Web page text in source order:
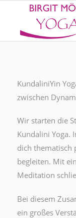
KundaliniYin
zwischen
Wir starten die
Kundalini Yoga.
dich thematisch
begleiten. Mit
Meditation
Bei diesem
ein großes